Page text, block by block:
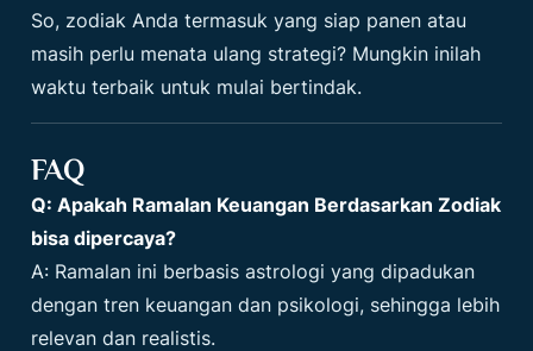
So, zodiak Anda termasuk yang siap panen atau
masih perlu menata ulang strategi? Mungkin inilah
waktu terbaik untuk mulai bertindak.
FAQ
Q: Apakah Ramalan Keuangan Berdasarkan Zodiak
bisa dipercaya?
A: Ramalan ini berbasis astrologi yang dipadukan
dengan tren keuangan dan psikologi, sehingga lebih
relevan dan realistis.